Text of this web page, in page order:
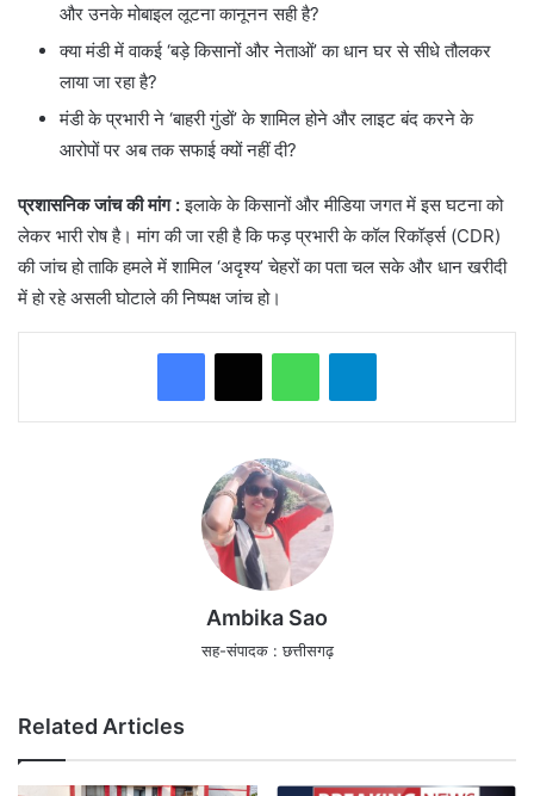
और उनके मोबाइल लूटना कानूनन सही है?
​क्या मंडी में वाकई ‘बड़े किसानों और नेताओं’ का धान घर से सीधे तौलकर
लाया जा रहा है?
​मंडी के प्रभारी ने ‘बाहरी गुंडों’ के शामिल होने और लाइट बंद करने के
आरोपों पर अब तक सफाई क्यों नहीं दी?
प्रशासनिक जांच की मांग :इलाके के किसानों और मीडिया जगत में इस घटना को
लेकर भारी रोष है। मांग की जा रही है कि फड़ प्रभारी के कॉल रिकॉर्ड्स (CDR)
की जांच हो ताकि हमले में शामिल ‘अदृश्य’ चेहरों का पता चल सके और धान खरीदी
में हो रहे असली घोटाले की निष्पक्ष जांच हो।
WhatsAppTelegram
Ambika Sao
सह-संपादक : छत्तीसगढ़
Related Articles